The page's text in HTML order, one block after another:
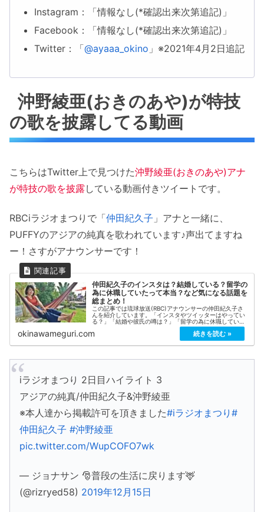
Instagram：「情報なし(*確認出来次第追記)」
Facebook：「情報なし(*確認出来次第追記)」
Twitter：「@ayaaa_okino 」※2021年4月2日追記
沖野綾亜(おきのあや)が特技
の歌を披露してる動画
こちらはTwitter上で見つけた沖野綾亜(おきのあや)アナ
が特技の歌を披露 している動画付きツイートです。
RBCiラジオまつりで「仲田紀久子 」アナと一緒に、
PUFFYのアジアの純真を歌われています♪声出てますね
ー！さすがアナウンサーです！
仲田紀久子のインスタは？結婚している？留学の
為に休職していたって本当？など気になる話題を
総まとめ！
この記事では琉球放送(RBC)アナウンサーの仲田紀久子さ
んを紹介しています。「インスタやツイッターはやってい
る？」「結婚や彼氏の噂は？」「留学の為に休職していた
って本当？」などの気になる話題をぎゅっとまとめてみま
した！
okinawameguri.com
iラジオまつり 2日目ハイライト 3
アジアの純真/仲田紀久子&沖野綾亜
※本人達から掲載許可を頂きました#iラジオまつり #
仲田紀久子 #沖野綾亜
pic.twitter.com/WupCOFO7wk
— ジョナサン 🎅普段の生活に戻ります🦌
(@rizryed58) 2019年12月15日